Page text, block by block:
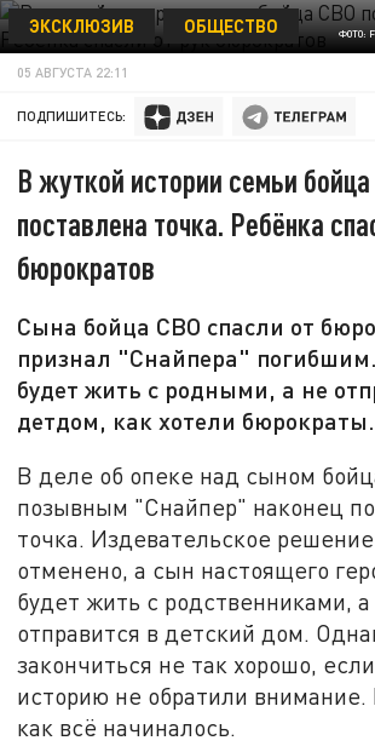
ФОТО:
ЭКСКЛЮЗИВ ОБЩЕСТВО
05 АВГУСТА 22:11
ПОДПИШИТЕСЬ:
В жуткой истории семьи
поставлена точка. Ребёнка
бюрократов
Сына бойца СВО спасли от
признал "Снайпера"
будет жить с родными, а не
детдом, как хотели бюрократы.
В деле об опеке над сыном
позывным "Снайпер" наконец
точка. Издевательское
отменено, а сын настоящего
будет жить с родственниками, а
отправится в детский дом.
закончиться не так хорошо,
историю не обратили
как всё начиналось.